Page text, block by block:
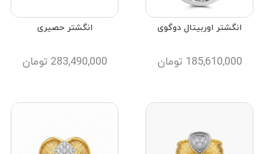
انگشتر اوربیتال دوگوی
185,610,000 تومان
انگشتر حصیری
283,490,000 تومان